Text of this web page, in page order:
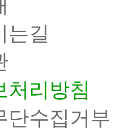
는길
처리방침
단수집거부